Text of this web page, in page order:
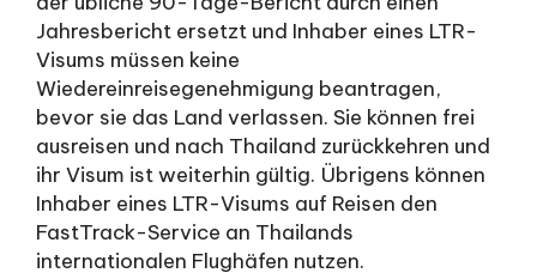
Jahresbericht ersetzt und Inhaber eines LTR-
Visums müssen keine
Wiedereinreisegenehmigung beantragen,
bevor sie das Land verlassen. Sie können frei
ausreisen und nach Thailand zurückkehren und
ihr Visum ist weiterhin gültig. Übrigens können
Inhaber eines LTR-Visums auf Reisen den
FastTrack-Service an Thailands
internationalen Flughäfen nutzen.